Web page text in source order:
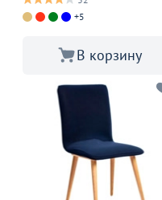
+5
В корзину